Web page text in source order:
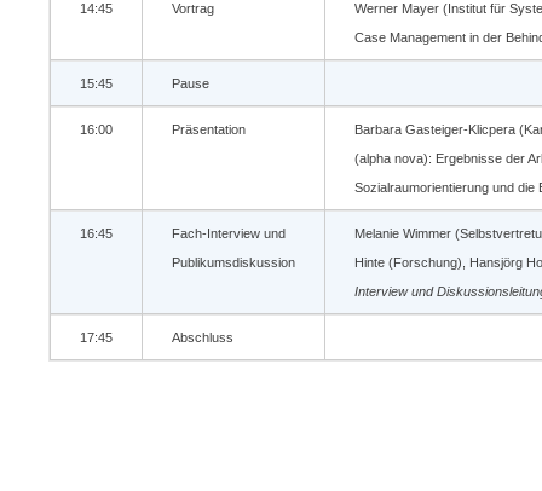
14:45 Vortrag
Werner Mayer (Institut für
Case Management in der
15:45 Pause
16:00 Präsentation
Barbara Gasteiger-Klicpera
(alpha nova): Ergebnisse der
Sozialraumorientierung und die
16:45
Fach-Interview und
Publikumsdiskussion
Melanie Wimmer
Hinte (Forschung), Hansjörg
Interview und
17:45 Abschluss